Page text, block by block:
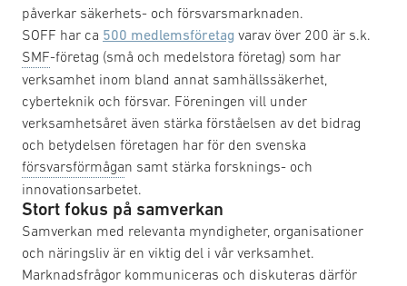
påverkar säkerhets- och försvarsmarknaden.
SOFF har ca 500 medlemsföretag varav över 200 är s.k.
SMF-företag (små och medelstora företag) som har
verksamhet inom bland annat samhällssäkerhet,
cyberteknik och försvar. Föreningen vill under
verksamhetsåret även stärka förståelsen av det bidrag
och betydelsen företagen har för den svenska
försvarsförmågan samt stärka forsknings- och
innovationsarbetet.
Stort fokus på samverkan
Samverkan med relevanta myndigheter, organisationer
och näringsliv är en viktig del i vår verksamhet.
Marknadsfrågor kommuniceras och diskuteras därför